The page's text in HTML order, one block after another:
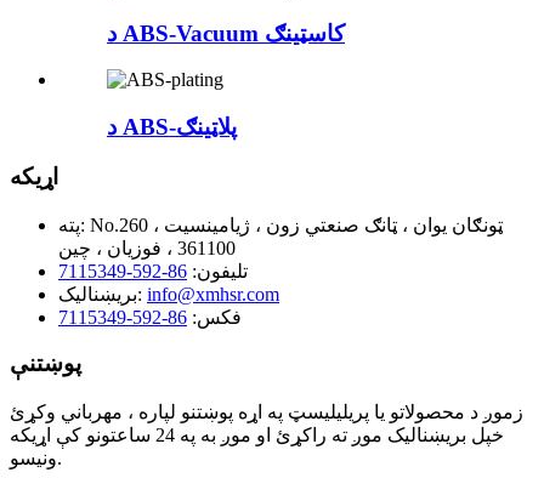
د ABS-Vacuum کاسټینګ
د ABS-پلاټینګ
اړیکه
پته: No.260 ټونګان یوان ، ټانګ صنعتي زون ، ژیامینسیت ،
361100 ، فوزیان ، چین
تلیفون: 86-592-7115349
بریښنالیک: info@xmhsr.com
فکس: 86-592-7115349
پوښتنې
زموږ د محصولاتو یا پریلیلیسټ په اړه پوښتنو لپاره ، مهرباني وکړئ
خپل بریښنالیک موږ ته راکړئ او موږ به په 24 ساعتونو کې اړیکه
ونیسو.